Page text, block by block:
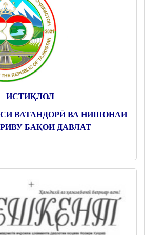
ИСТИҚЛОЛ
ВАТАНДОРӢ ВА НИШОНАИ
БАҚОИ ДАВЛАТ